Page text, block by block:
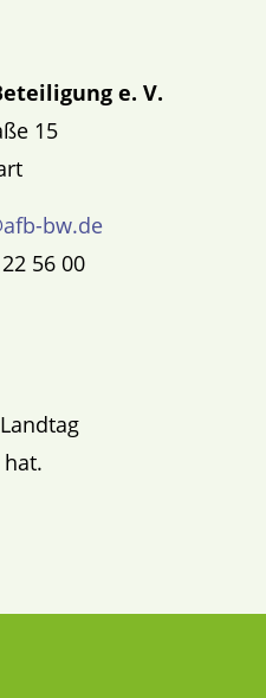
e. V.
15
bw.de
56 00